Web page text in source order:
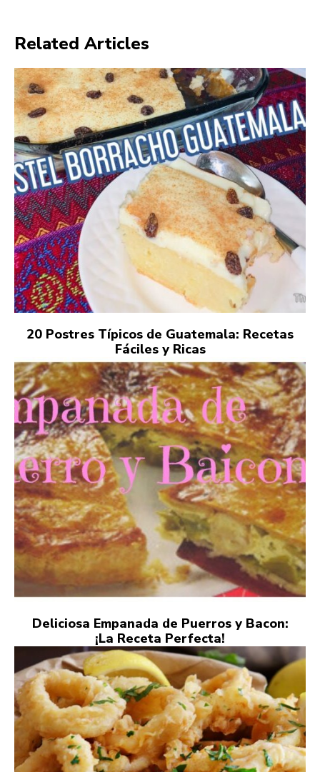
Related Articles
20 Postres Típicos de Guatemala: Recetas
Fáciles y Ricas
Deliciosa Empanada de Puerros y Bacon:
¡La Receta Perfecta!